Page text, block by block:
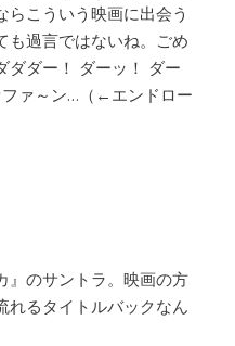
らこういう映画に出会う
も過言ではないね。ごめ
ダダー！ ダーッ！ ダー
ファ～ン…（←エンドロー
』のサントラ。映画の方
れるタイトルバックなん